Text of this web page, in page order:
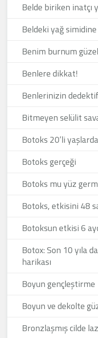
Belde biriken inatçı
Beldeki yağ
Benim burnum
Benlere dikkat!
Benlerinizin
Bitmeyen selülit
Botoks 20’li
Botoks gerçeği
Botoks mu yüz
Botoks, etkisini 48
Botoksun etkisi 6
Botox: Son 10 yıla
harikası
Boyun gençleştirme
Boyun ve dekolte
Bronzlaşmış cilde